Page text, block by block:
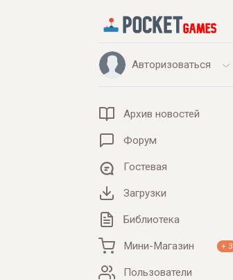
Авторизоваться
Архив новостей
Форум
Гостевая
Загрузки
Библиотека
Мини-Магазин + 3
Пользователи